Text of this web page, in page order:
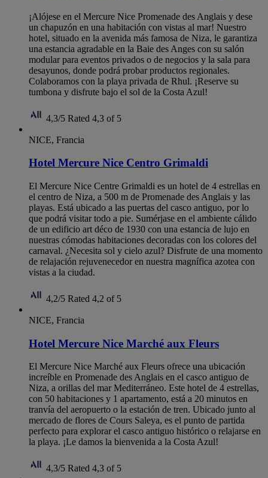
¡Alójese en el Mercure Nice Promenade des Anglais y dese
un chapuzón en una habitación con vistas al mar! Nuestro
hotel, situado en la avenida más famosa de Niza, le garantiza
una estancia agradable en la Baie des Anges con su salón
modular para eventos privados o de negocios y la sala para
desayunos, donde podrá probar productos regionales.
Colaboramos con la playa privada de Rhul. ¡Reserve su
tumbona y disfrute bajo el sol de la Costa Azul!
4,3/5 Rated 4,3 of 5
NICE, Francia
Hotel Mercure Nice Centro Grimaldi
El Mercure Nice Centre Grimaldi es un hotel de 4 estrellas en
el centro de Niza, a 500 m de Promenade des Anglais y las
playas. Está ubicado a las puertas del casco antiguo, por lo
que podrá visitar todo a pie. Sumérjase en el ambiente cálido
de un edificio art déco de 1930 con una estancia de lujo en
nuestras cómodas habitaciones decoradas con los colores del
carnaval. ¿Necesita sol y cielo azul? Disfrute de una momento
de relajación rejuvenecedor en nuestra magnífica azotea con
vistas a la ciudad.
4,2/5 Rated 4,2 of 5
NICE, Francia
Hotel Mercure Nice Marché aux Fleurs
El Mercure Nice Marché aux Fleurs ofrece una ubicación
increíble en Promenade des Anglais en el casco antiguo de
Niza, a orillas del mar Mediterráneo. Este hotel de 4 estrellas,
con 50 habitaciones y 1 apartamento, está a 20 minutos en
tranvía del aeropuerto o la estación de tren. Ubicado junto al
mercado de flores de Cours Saleya, es el punto de partida
perfecto para explorar el casco antiguo histórico o relajarse en
la playa. ¡Le damos la bienvenida a la Costa Azul!
4,3/5 Rated 4,3 of 5